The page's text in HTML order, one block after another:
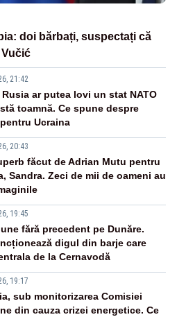
doi bărbați, suspectați că
21:42
ar putea lovi un stat NATO
toamnă. Ce spune despre
Ucraina
20:43
făcut de Adrian Mutu pentru
Sandra. Zeci de mii de oameni au
19:45
fără precedent pe Dunăre.
digul din barje care
de la Cernavodă
19:17
sub monitorizarea Comisiei
din cauza crizei energetice. Ce